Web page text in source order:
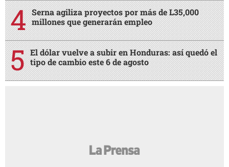
Serna agiliza proyectos por más de L35,000
millones que generarán empleo
El dólar vuelve a subir en Honduras: así quedó el
tipo de cambio este 6 de agosto